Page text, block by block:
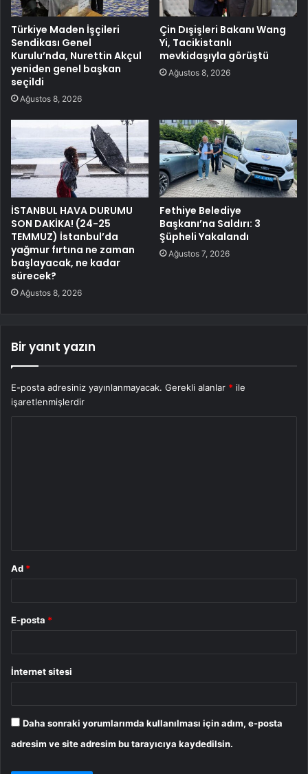
Türkiye Maden İşçileri
Sendikası Genel
Kurulu’nda, Nurettin Akçul
yeniden genel başkan
seçildi
Ağustos 8, 2026
Çin Dışişleri Bakanı Wang
Yi, Tacikistanlı
mevkidaşıyla görüştü
Ağustos 8, 2026
İSTANBUL HAVA DURUMU
SON DAKİKA! (24-25
TEMMUZ) İstanbul’da
yağmur fırtına ne zaman
başlayacak, ne kadar
sürecek?
Ağustos 8, 2026
Fethiye Belediye
Başkanı’na Saldırı: 3
Şüpheli Yakalandı
Ağustos 7, 2026
Bir yanıt yazın
E-posta adresiniz yayınlanmayacak. Gerekli alanlar * ile
işaretlenmişlerdir
Ad *
E-posta *
İnternet sitesi
Daha sonraki yorumlarımda kullanılması için adım, e-posta
adresim ve site adresim bu tarayıcıya kaydedilsin.